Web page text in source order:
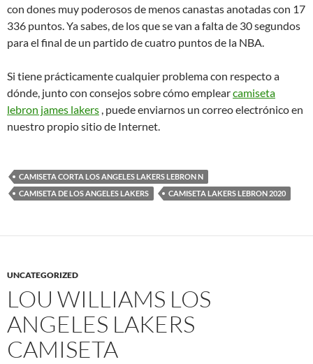
con dones muy poderosos de menos canastas anotadas con 17
336 puntos. Ya sabes, de los que se van a falta de 30 segundos
para el final de un partido de cuatro puntos de la NBA.
Si tiene prácticamente cualquier problema con respecto a
dónde, junto con consejos sobre cómo emplearcamiseta
lebron james lakers , puede enviarnos un correo electrónico en
nuestro propio sitio de Internet.
CAMISETA CORTA LOS ANGELES LAKERS LEBRON N
CAMISETA DE LOS ANGELES LAKERS
CAMISETA LAKERS LEBRON 2020
UNCATEGORIZED
LOU WILLIAMS LOS
ANGELES LAKERS
CAMISETA